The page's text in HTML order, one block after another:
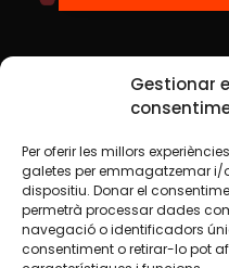
Gestionar
Per oferir les millors
galetes per emmagatzemar
dispositiu. Donar el
permetrà processar dades
navegació o identificadors
consentiment o retirar-lo pot
Redes sociales
TWT YTB IG FB
Aviso legalPolítica de